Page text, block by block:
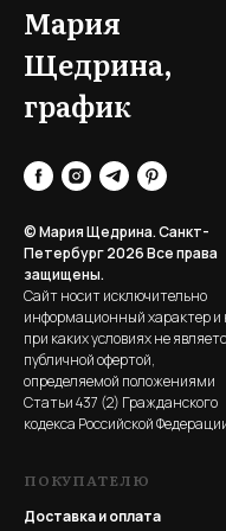
Мария
Щедрина,
график
© Мария Щедрина. Санкт-
Петербург 2026Все права
защищены.
Сайт носит исключительно
информационный характер и
при каких условиях не
публичной офертой,
определяемой положениями
Статьи 437 (2) Гражданского
кодекса Российской
ПОКУПАТЕЛЮ
Доставка и оплата